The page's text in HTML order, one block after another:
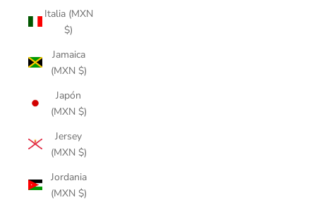
Italia (MXN
$)
Jamaica
(MXN $)
Japón
(MXN $)
Jersey
(MXN $)
Jordania
(MXN $)